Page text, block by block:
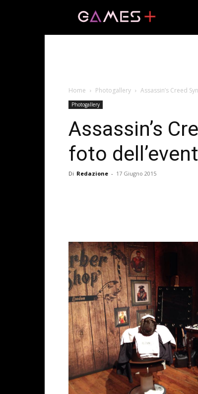
Home Photogallery Assassin’s Creed
Photogallery
Assassin’s
foto
Di Redazione - 17 Giugno 2015